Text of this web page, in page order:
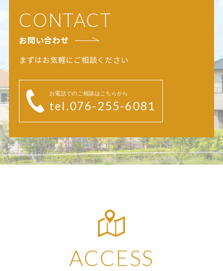
CONTACT
お問い合わせ
まずはお気軽にご相談ください
お電話でのご相談はこちらから
tel.076-255-6081
ACCESS